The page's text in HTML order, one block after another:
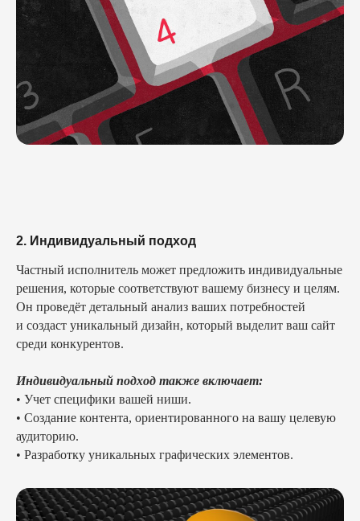
2. Индивидуальный подход
Частный исполнитель может предложить индивидуальные
решения, которые соответствуют вашему бизнесу и целям.
Он проведёт детальный анализ ваших потребностей
и создаст уникальный дизайн, который выделит ваш сайт
среди конкурентов.
Индивидуальный подход также включает:
• Учет специфики вашей ниши.
• Создание контента, ориентированного на вашу целевую
аудиторию.
• Разработку уникальных графических элементов.